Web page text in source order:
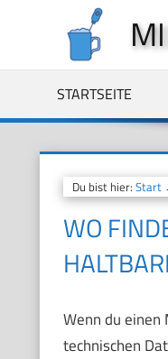
springen
STARTSEITE
Du bist hier: Start
WO
Wenn du einen
technischen